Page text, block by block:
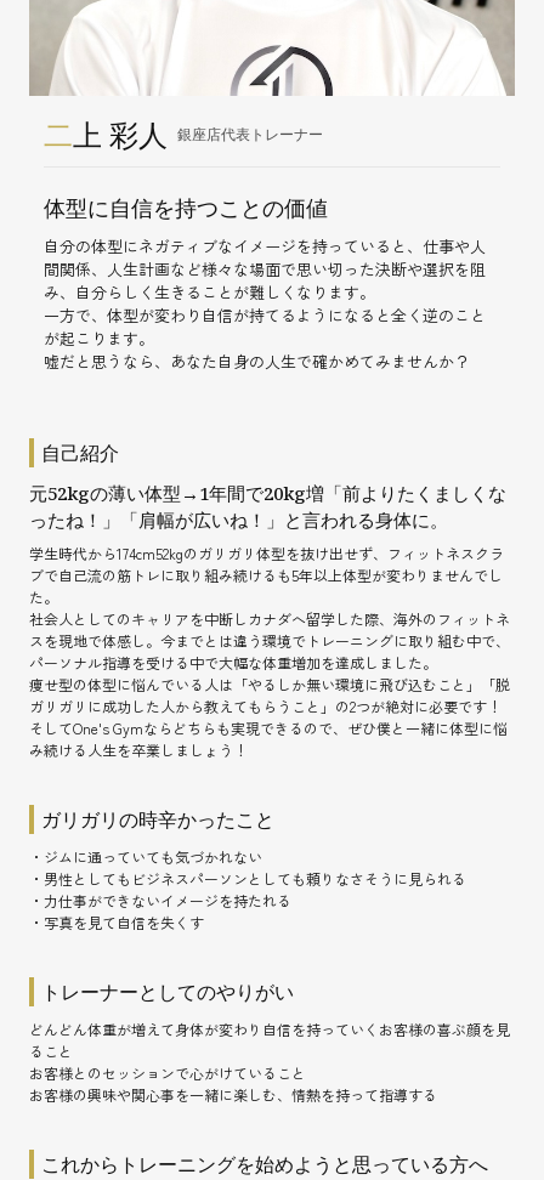
二上 彩人 銀座店代表トレーナー
体型に自信を持つことの価値
自分の体型にネガティブなイメージを持っていると、仕事や人
間関係、人生計画など様々な場面で思い切った決断や選択を阻
み、自分らしく生きることが難しくなります。
一方で、体型が変わり自信が持てるようになると全く逆のこと
が起こります。
嘘だと思うなら、あなた自身の人生で確かめてみませんか？
自己紹介
元52kgの薄い体型→1年間で20kg増「前よりたくましくな
ったね！」「肩幅が広いね！」と言われる身体に。
学生時代から174cm52kgのガリガリ体型を抜け出せず、フィットネスクラ
ブで自己流の筋トレに取り組み続けるも5年以上体型が変わりませんでし
た。
社会人としてのキャリアを中断しカナダへ留学した際、海外のフィットネ
スを現地で体感し。今までとは違う環境でトレーニングに取り組む中で、
パーソナル指導を受ける中で大幅な体重増加を達成しました。
痩せ型の体型に悩んでいる人は「やるしか無い環境に飛び込むこと」「脱
ガリガリに成功した人から教えてもらうこと」の2つが絶対に必要です！
そしてOne's Gymならどちらも実現できるので、ぜひ僕と一緒に体型に悩
み続ける人生を卒業しましょう！
ガリガリの時辛かったこと
・ジムに通っていても気づかれない
・男性としてもビジネスパーソンとしても頼りなさそうに見られる
・力仕事ができないイメージを持たれる
・写真を見て自信を失くす
トレーナーとしてのやりがい
どんどん体重が増えて身体が変わり自信を持っていくお客様の喜ぶ顔を見
ること
お客様とのセッションで心がけていること
お客様の興味や関心事を一緒に楽しむ、情熱を持って指導する
これからトレーニングを始めようと思っている方へ